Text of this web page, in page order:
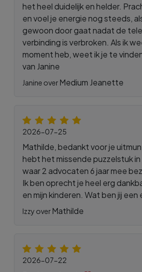
het heel duidelijk en helder.
en voel je energie nog steeds,
gewoon door gaat nadat de
verbinding is verbroken. Als ik
moment heb, weet ik je te
van Janine
Janine overMedium Jeanette
2026-07-25
Mathilde, bedankt voor je
hebt het missende puzzelstuk
waar 2 advocaten 6 jaar mee
Ik ben oprecht je heel erg
en mijn kinderen. Wat ben jij een
Izzy overMathilde
2026-07-22